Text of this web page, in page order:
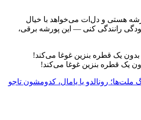
هستی و دل‌ات می‌خواهد با خیال
رانندگی کنی — این پورشه برقی،
ملت‌ها؛ رونالدو یا یامال، کدومشون تاجو